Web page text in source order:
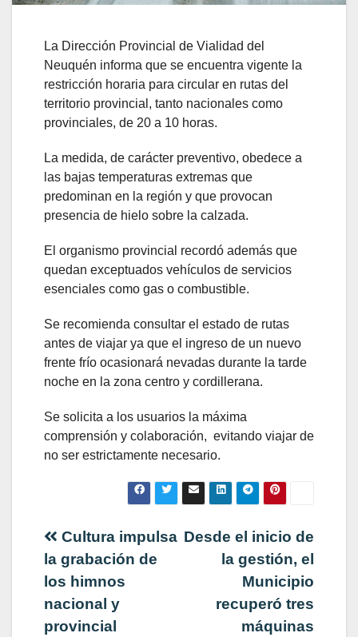
La Dirección Provincial de Vialidad del
Neuquén informa que se encuentra vigente la
restricción horaria para circular en rutas del
territorio provincial, tanto nacionales como
provinciales, de 20 a 10 horas.
La medida, de carácter preventivo, obedece a
las bajas temperaturas extremas que
predominan en la región y que provocan
presencia de hielo sobre la calzada.
El organismo provincial recordó además que
quedan exceptuados vehículos de servicios
esenciales como gas o combustible.
Se recomienda consultar el estado de rutas
antes de viajar ya que el ingreso de un nuevo
frente frío ocasionará nevadas durante la tarde
noche en la zona centro y cordillerana.
Se solicita a los usuarios la máxima
comprensión y colaboración, evitando viajar de
no ser estrictamente necesario.
Navegación
de
entradas
Desde el inicio de
la gestión, el
Municipio
recuperó tres
máquinas
Cultura impulsa
la grabación de
los himnos
nacional y
provincial